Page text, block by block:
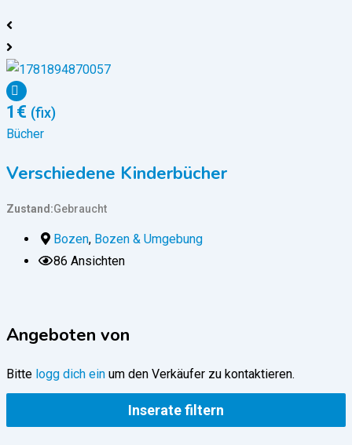
1 € (fix)
Bücher
Verschiedene Kinderbücher
Zustand Gebraucht
Bozen, Bozen & Umgebung
86 Ansichten
Angeboten von
Bitte logg dich ein um den Verkäufer zu kontaktieren.
Inserate filtern